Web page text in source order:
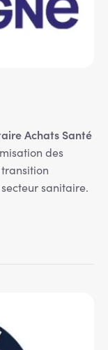
Achats Santé
des
sanitaire.